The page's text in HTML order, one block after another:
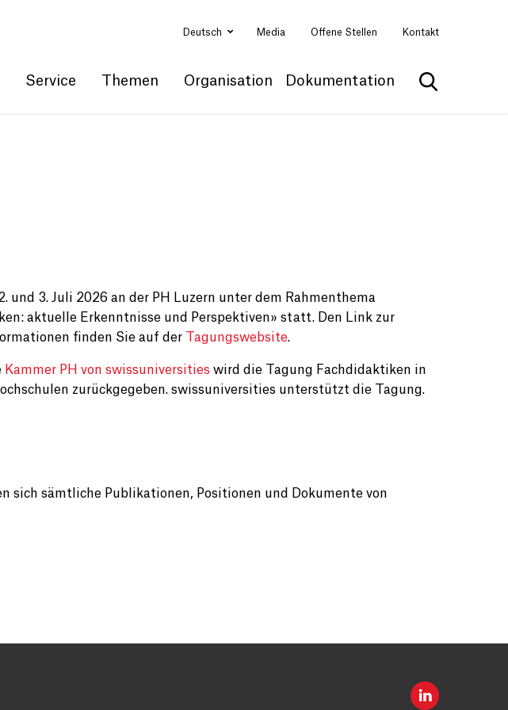
Deutsch Media Offene Stellen Kontakt
Service Themen Organisation Dokumentation
Suche
und 3. Juli 2026 an der PH Luzern unter dem Rahmenthema
aktuelle Erkenntnisse und Perspektiven» statt. Den Link zur
finden Sie auf der
Tagungswebsite.
Kammer PH von swissuniversities wird die Tagung Fachdidaktiken in
zurückgegeben. swissuniversities unterstützt die Tagung.
sich sämtliche Publikationen, Positionen und Dokumente von